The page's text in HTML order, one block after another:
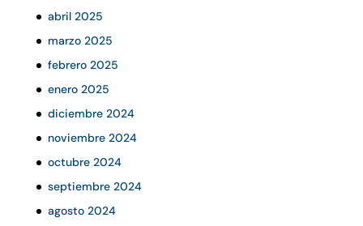
abril 2025
marzo 2025
febrero 2025
enero 2025
diciembre 2024
noviembre 2024
octubre 2024
septiembre 2024
agosto 2024